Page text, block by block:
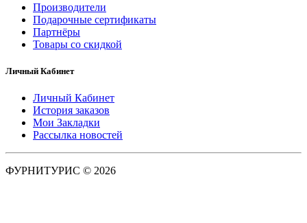
Производители
Подарочные сертификаты
Партнёры
Товары со скидкой
Личный Кабинет
Личный Кабинет
История заказов
Мои Закладки
Рассылка новостей
ФУРНИТУРИС © 2026